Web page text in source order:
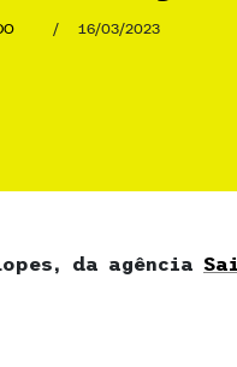
/ 16/03/2023
da agência